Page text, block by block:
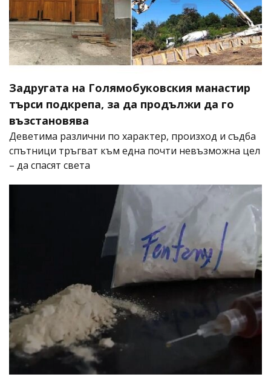
Задругата на Голямобуковския манастир
търси подкрепа, за да продължи да го
възстановява
Деветима различни по характер, произход и съдба
спътници тръгват към една почти невъзможна цел
– да спасят света